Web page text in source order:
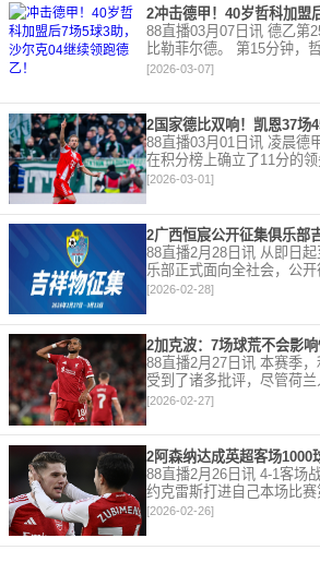
88直播03月07日讯 德乙第
比勒菲尔德。 第15分钟，
借哲科的进球沙尔克04成
[2026-03-07]
88直播03月01日讯 凌晨德
在积分榜上确立了11分的领
演双响。 本赛季32岁的凯
在到目前为止保持全勤，
[2026-03-01]
88直播2月28日讯 从即日
乐部正式面向全社会，公开
要求 1. 主体形象：必须为
[2026-02-28]
88直播2月27日讯 本赛季
受到了诸多批评，尽管荷
在接受天空体育采访时，
队对赛季目前情况的看法
赛季并
[2026-02-27]
88直播2月26日讯 4-1客场
约克雷斯打进自己本场比赛
一项了不起的成就，枪手
打进1000球的球队，仅次
[2026-02-26]